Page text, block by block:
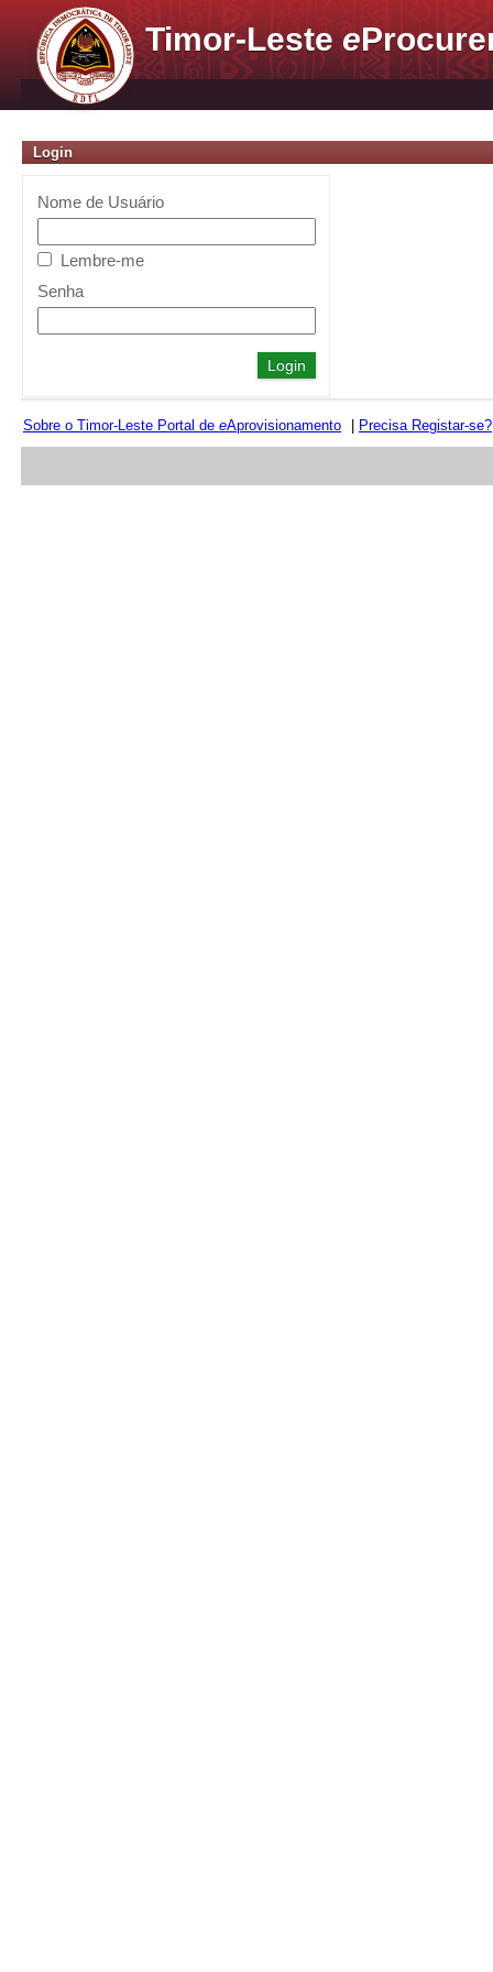
Timor-Lestee
Login
Nome de Usuário
Lembre-me
Senha
Sobre o Timor-Leste Portal de eAprovisionamento Precisa Registar-se?